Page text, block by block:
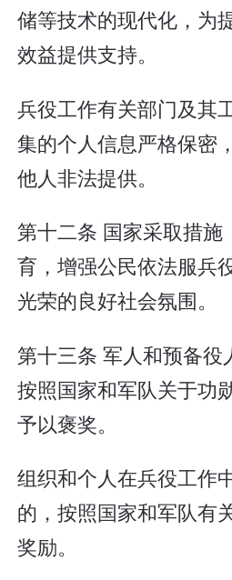
储等技术的现代化，为
效益提供支持。
兵役工作有关部门及其
集的个人信息严格保密
他人非法提供。
第十二条 国家采取措施
育，增强公民依法服兵
光荣的良好社会氛围。
第十三条 军人和预备役
按照国家和军队关于功
予以褒奖。
组织和个人在兵役工作
的，按照国家和军队有
奖励。